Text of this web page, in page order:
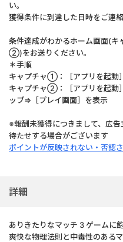
い。
獲得条件に到達した日時をご連絡
条件達成がわかるホーム画面(
②)をお送りください。
＊手順
キャプチャ①：［アプリを起動
キャプチャ②：［アプリを起動
ップ⇒［プレイ画面］を表示
※報酬未獲得につきまして、広
待たせする場合がございます
ポイントが反映されない・否認
詳細
ありきたりなマッチ 3 ゲームに
爽快な物理法則と中毒性のある